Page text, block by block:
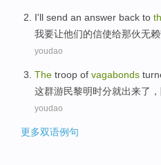
I'll send an answer back to
我要让他们的信使给那伙无
youdao
The troop of vagabonds
这群游民黎明时分就出来了
youdao
更多双语例句